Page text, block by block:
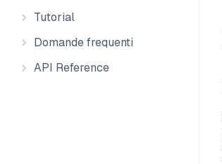
Tutorial
Domande frequenti
API Reference